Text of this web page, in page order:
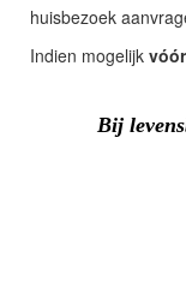
huisbezoek
Indien mogelijk
Bij